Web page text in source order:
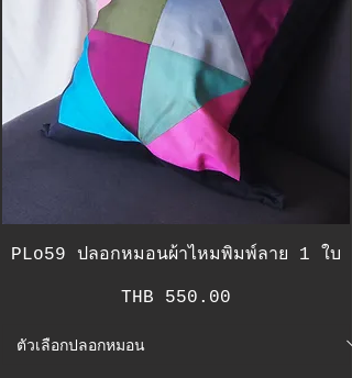
PLo59 ปลอกหมอนผ้าไหมพิมพ์ลาย 1 ใบ
Price
THB 550.00